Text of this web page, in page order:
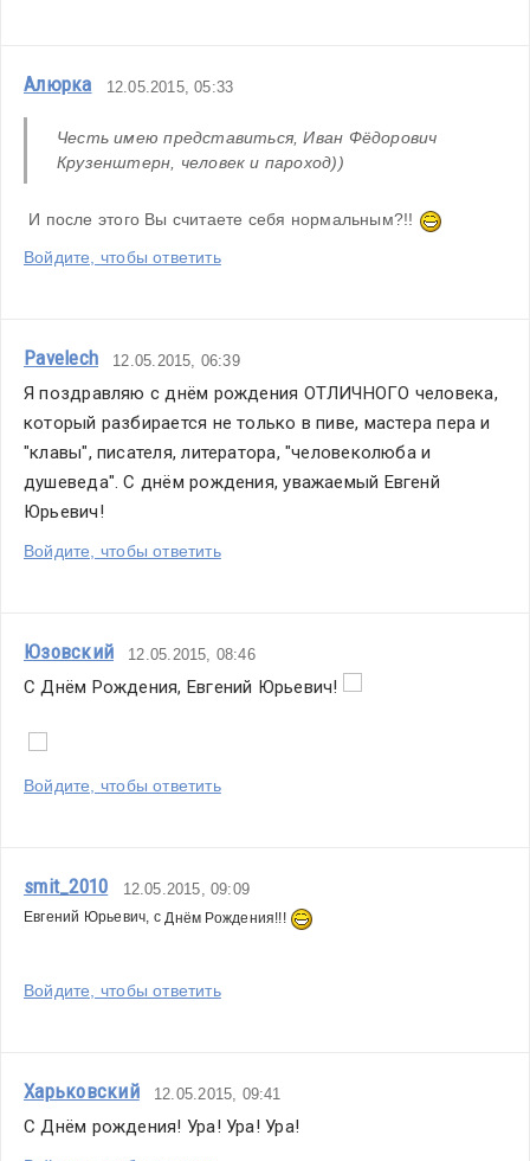
Алюрка 12.05.2015, 05:33
Честь имею представиться, Иван Фёдорович
Крузенштерн, человек и пароход))
И после этого Вы считаете себя нормальным?!!
Войдите, чтобы ответить
Pavelech 12.05.2015, 06:39
Я поздравляю с днём рождения ОТЛИЧНОГО человека,
который разбирается не только в пиве, мастера пера и
"клавы", писателя, литератора, "человеколюба и
душеведа". С днём рождения, уважаемый Евгенй
Юрьевич!
Войдите, чтобы ответить
Юзовский 12.05.2015, 08:46
С Днём Рождения, Евгений Юрьевич!
Войдите, чтобы ответить
smit_2010 12.05.2015, 09:09
Евгений Юрьевич, с Днём Рождения!!!
Войдите, чтобы ответить
Харьковский 12.05.2015, 09:41
С Днём рождения! Ура! Ура! Ура!